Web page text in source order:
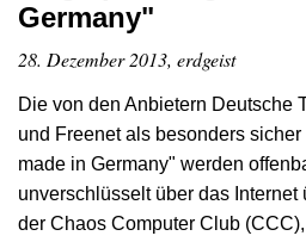
Germany"
28. Dezember 2013, erdgeist
Die von den Anbietern Deutsche
und Freenet als besonders
made in Germany" werden
unverschlüsselt über das Internet
der Chaos Computer Club